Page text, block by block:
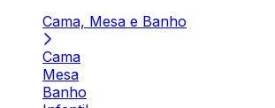
Cama, Mesa e Banho
Cama
Mesa
Banho